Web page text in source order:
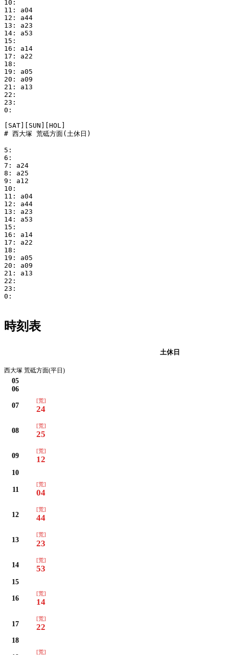
10:
11: a04
12: a44
13: a23
14: a53
15:
16: a14
17: a22
18:
19: a05
20: a09
21: a13
22:
23:
0:
[SAT][SUN][HOL]
# 西大塚 荒砥方面(土休日)
5:
6:
7: a24
8: a25
9: a12
10:
11: a04
12: a44
13: a23
14: a53
15:
16: a14
17: a22
18:
19: a05
20: a09
21: a13
22:
23:
0:
時刻表
土休日
西大塚 荒砥方面(平日)
05
06
07
[荒]
24
08
[荒]
25
09
[荒]
12
10
11
[荒]
04
12
[荒]
44
13
[荒]
23
14
[荒]
53
15
16
[荒]
14
17
[荒]
22
18
[荒]